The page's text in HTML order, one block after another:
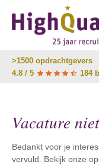
>1500 opdrachtgevers
4.8 / 5
184
Vacature
Bedankt voor je
vervuld. Bekijk onze